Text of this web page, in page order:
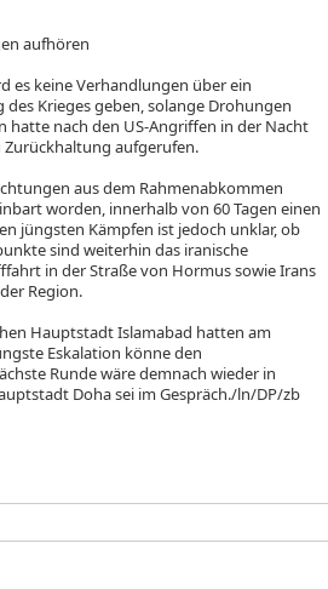
aufhören
es keine Verhandlungen über ein
Krieges geben, solange Drohungen
hatte nach den US-Angriffen in der Nacht
aufgerufen.
aus dem Rahmenabkommen
worden, innerhalb von 60 Tagen einen
jüngsten Kämpfen ist jedoch unklar, ob
sind weiterhin das iranische
in der Straße von Hormus sowie Irans
Region.
Hauptstadt Islamabad hatten am
Eskalation könne den
Runde wäre demnach wieder in
Doha sei im Gespräch./ln/DP/zb